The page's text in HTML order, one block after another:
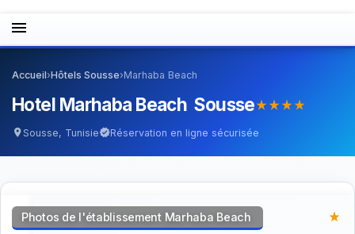
menu
Accueil›Hôtels Sousse›Marhaba Beach
Hotel Marhaba Beach Soussestar_ratestar_ratestar_ratestar_rate
location_onSousse, TunisieverifiedRéservation en ligne sécurisée
Photos de l'établissement Marhaba Beach star_rate
star_rate
star_rate
star_rate